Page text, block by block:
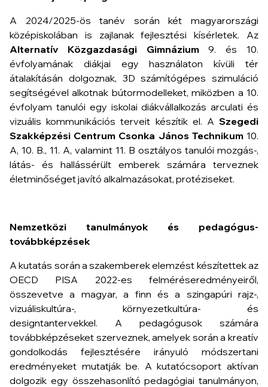
A 2024/2025-ös tanév során két magyarországi
középiskolában is zajlanak fejlesztési kísérletek. Az
Alternatív Közgazdasági Gimnázium9. és 10.
évfolyamának diákjai egy használaton kívüli tér
átalakításán dolgoznak, 3D számítógépes szimuláció
segítségével alkotnak bútormodelleket, miközben a 10.
évfolyam tanulói egy iskolai diákvállalkozás arculati és
vizuális kommunikációs terveit készítik el. A Szegedi
Szakképzési Centrum Csonka János Technikum10.
A, 10. B., 11. A, valamint 11. B osztályos tanulói mozgás-,
látás- és hallássérült emberek számára terveznek
életminőséget javító alkalmazásokat, protéziseket.
Nemzetközi tanulmányok és pedagógus-
továbbképzések
A kutatás során a szakemberek elemzést készítettek az
OECD PISA 2022-es felméréseredményeiről,
összevetve a magyar, a finn és a szingapúri rajz-,
vizuáliskultúra-, környezetkultúra- és
designtantervekkel. A pedagógusok számára
továbbképzéseket szerveznek, amelyek során a kreatív
gondolkodás fejlesztésére irányuló módszertani
eredményeket mutatják be. A kutatócsoport aktívan
dolgozik egy összehasonlító pedagógiai tanulmányon,